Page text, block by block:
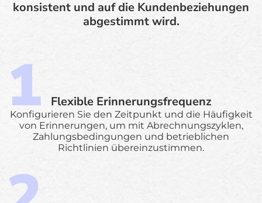
konsistent und auf die Kundenbeziehungen
abgestimmt wird.
Flexible Erinnerungsfrequenz
Konfigurieren Sie den Zeitpunkt und die Häufigkeit
von Erinnerungen, um mit Abrechnungszyklen,
Zahlungsbedingungen und betrieblichen
Richtlinien übereinzustimmen.